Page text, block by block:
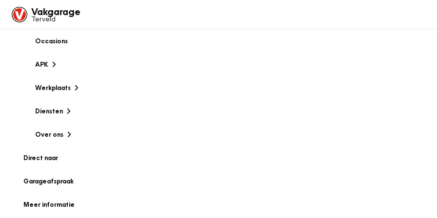
Vakgarage
Terveld
Occasions
APK
Werkplaats
Diensten
Over ons
Direct naar
Garageafspraak
Meer informatie